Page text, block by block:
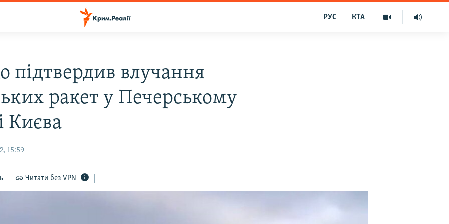
КТА
РУС
підтвердив влучання
ракет у Печерському
Києва
15:59
Читати без VPN